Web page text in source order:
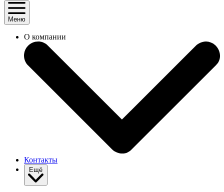
Меню
О компании
Контакты